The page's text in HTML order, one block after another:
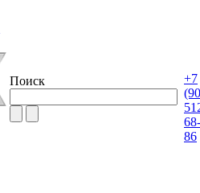
Поиск
+7
68-
86